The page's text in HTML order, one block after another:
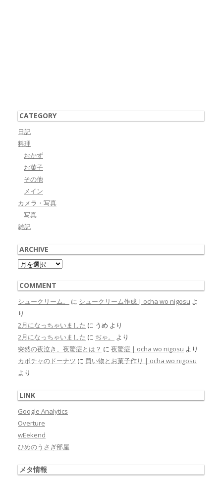
CATEGORY
日記
料理
おかず
お菓子
その他
メイン
カメラ・写真
写真
雑記
ARCHIVE
Archive
COMMENT
シュークリーム。 に シュークリーム作成 | ocha wo nigosu よ
り
2月になっちゃいました に うめ より
2月になっちゃいました に ぢゃ。
より
突然の夜泣き、夜驚症とは？ に 夜驚症 | ocha wo nigosu より
カボチャのドーナツ に 買い物とお菓子作り | ocha wo nigosu
より
LINK
Google Analytics
Overture
wEekend
ひめのうさぎ部屋
メタ情報